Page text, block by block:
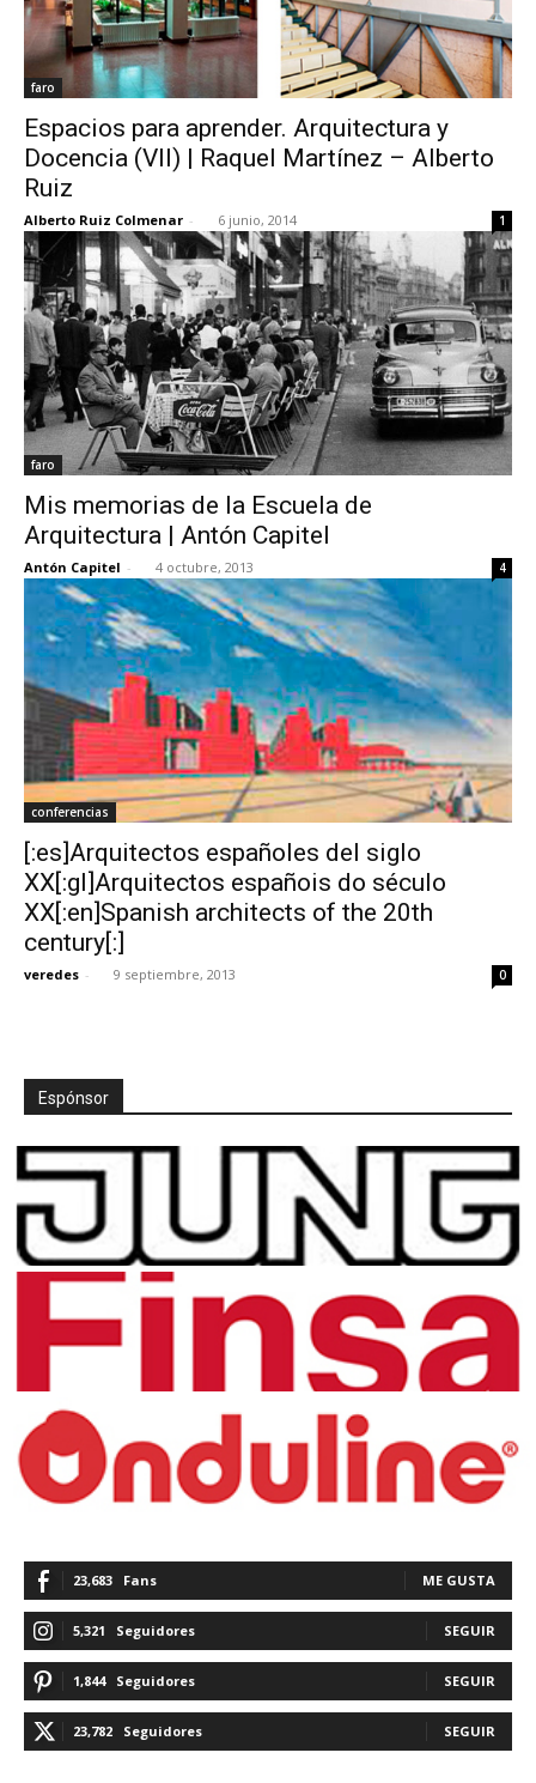
faro
Espacios para aprender. Arquitectura y
Docencia (VII) | Raquel Martínez – Alberto
Ruiz
Alberto Ruiz Colmenar - 6 junio, 2014 1
faro
Mis memorias de la Escuela de
Arquitectura | Antón Capitel
Antón Capitel - 4 octubre, 2013 4
conferencias
[:es]Arquitectos españoles del siglo
XX[:gl]Arquitectos españois do século
XX[:en]Spanish architects of the 20th
century[:]
veredes - 9 septiembre, 2013 0
Espónsor
23,683 Fans ME GUSTA
5,321 Seguidores SEGUIR
1,844 Seguidores SEGUIR
23,782 Seguidores SEGUIR